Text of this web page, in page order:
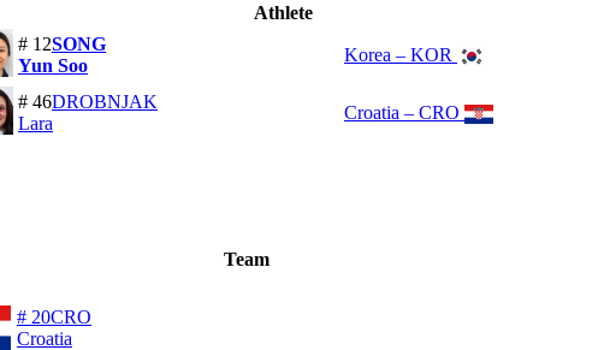
Athlete
# 12SONG
Yun Soo
Korea – KOR
# 46DROBNJAK
Lara
Croatia – CRO
Team
# 20CRO
Croatia